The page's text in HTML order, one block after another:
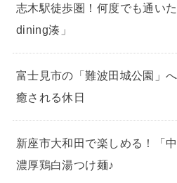
志木駅徒歩圏！何度でも通い
dining湊」
富士見市の「難波田城公園」
癒される休日
新座市大和田で楽しめる！「
濃厚鶏白湯つけ麺♪